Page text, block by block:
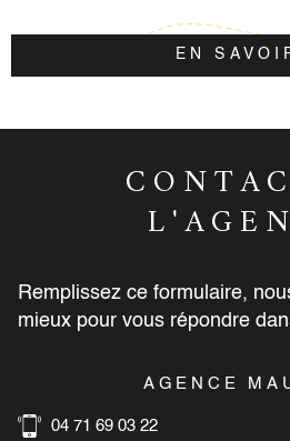
EN
Remplissez ce formulaire,
mieux pour vous répondre
AGENCE
04 71 69 03 22